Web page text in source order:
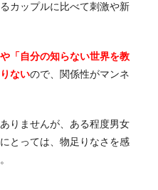
カップルに比べて刺激や新
「自分の知らない世界を教
ないので、関係性がマンネ
りませんが、ある程度男女
とっては、物足りなさを感